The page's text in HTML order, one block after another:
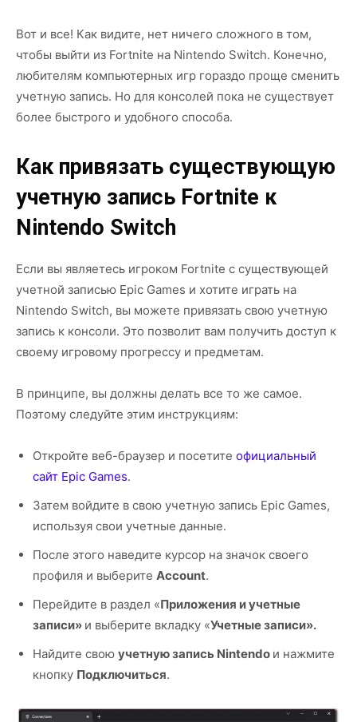
Вот и все! Как видите, нет ничего сложного в том,
чтобы выйти из Fortnite на Nintendo Switch. Конечно,
любителям компьютерных игр гораздо проще сменить
учетную запись. Но для консолей пока не существует
более быстрого и удобного способа.
Как привязать существующую
учетную запись Fortnite к
Nintendo Switch
Если вы являетесь игроком Fortnite с существующей
учетной записью Epic Games и хотите играть на
Nintendo Switch, вы можете привязать свою учетную
запись к консоли. Это позволит вам получить доступ к
своему игровому прогрессу и предметам.
В принципе, вы должны делать все то же самое.
Поэтому следуйте этим инструкциям:
Откройте веб-браузер и посетите официальный
сайт Epic Games.
Затем войдите в свою учетную запись Epic Games,
используя свои учетные данные.
После этого наведите курсор на значок своего
профиля и выберите Account.
Перейдите в раздел «Приложения и учетные
записи» и выберите вкладку «Учетные записи».
Найдите свою учетную запись Nintendo и нажмите
кнопку Подключиться.